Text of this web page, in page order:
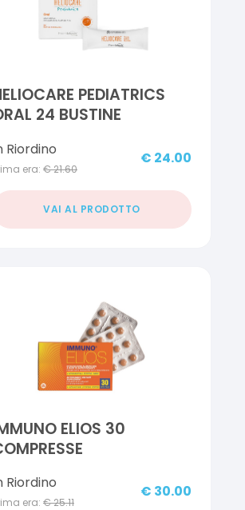
PEDIATRICS
24 BUSTINE
Riordino
era: €21.60
€ 24.00
VAI AL PRODOTTO
ELIOS 30
Riordino
era: €25.11
€ 30.00